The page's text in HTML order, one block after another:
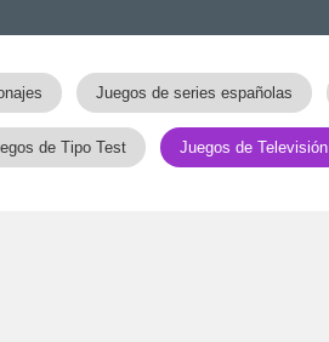
Juegos de series españolas
de Tipo Test Juegos de Televisión